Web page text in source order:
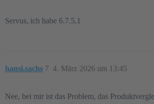
Servus, ich habe 6.7.5.1
hansi.sachs 4. März 2026 um 13:45
7
Nee, bei mir ist das Problem, das